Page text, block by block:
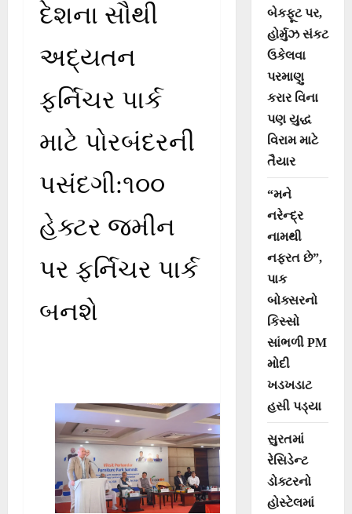
દેશના સૌથી
અદ્યતન
ફર્નિચર પાર્ક
માટે પોરબંદરની
પસંદગી:૧૦૦
હેક્ટર જમીન
પર ફર્નિચર પાર્ક
બનશે
બેકફૂટ પર,
હોર્મુઝ સંકટ
ઉકેલવા
પરમાણુ
કરાર વિના
પણ યુદ્ધ
વિરામ માટે
તૈયાર
“મને
નરેન્દ્ર
નામથી
નફરત છે”,
પાક
બોક્સરનો
કિસ્સો
સાંભળી PM
મોદી
ખડખડાટ
હસી પડ્યા
સુરતમાં
રેસિડેન્ટ
ડોક્ટરનો
હોસ્ટેલમાં